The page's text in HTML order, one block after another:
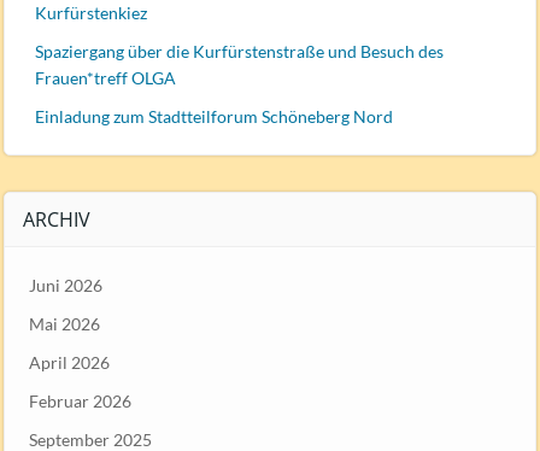
Kurfürstenkiez
Spaziergang über die Kurfürstenstraße und Besuch des
Frauen*treff OLGA
Einladung zum Stadtteilforum Schöneberg Nord
ARCHIV
Juni 2026
Mai 2026
April 2026
Februar 2026
September 2025